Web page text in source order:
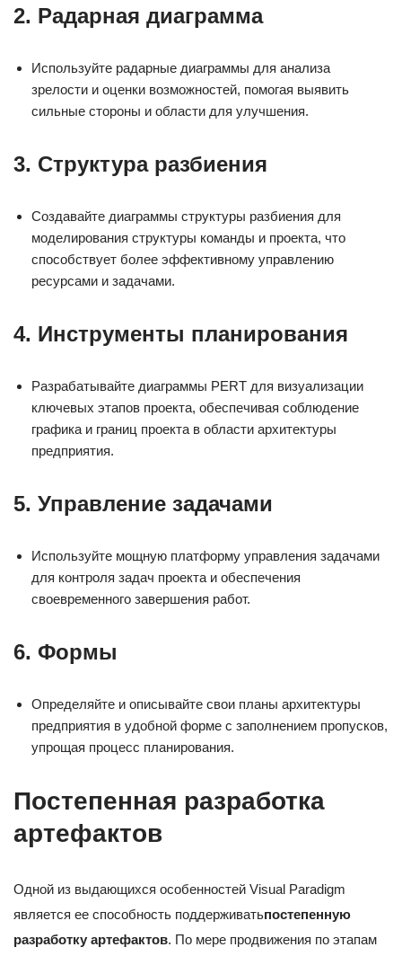
2. Радарная диаграмма
Используйте радарные диаграммы для анализа
зрелости и оценки возможностей, помогая выявить
сильные стороны и области для улучшения.
3. Структура разбиения
Создавайте диаграммы структуры разбиения для
моделирования структуры команды и проекта, что
способствует более эффективному управлению
ресурсами и задачами.
4. Инструменты планирования
Разрабатывайте диаграммы PERT для визуализации
ключевых этапов проекта, обеспечивая соблюдение
графика и границ проекта в области архитектуры
предприятия.
5. Управление задачами
Используйте мощную платформу управления задачами
для контроля задач проекта и обеспечения
своевременного завершения работ.
6. Формы
Определяйте и описывайте свои планы архитектуры
предприятия в удобной форме с заполнением пропусков,
упрощая процесс планирования.
Постепенная разработка
артефактов
Одной из выдающихся особенностей Visual Paradigm
является ее способность поддерживатьпостепенную
разработку артефактов. По мере продвижения по этапам